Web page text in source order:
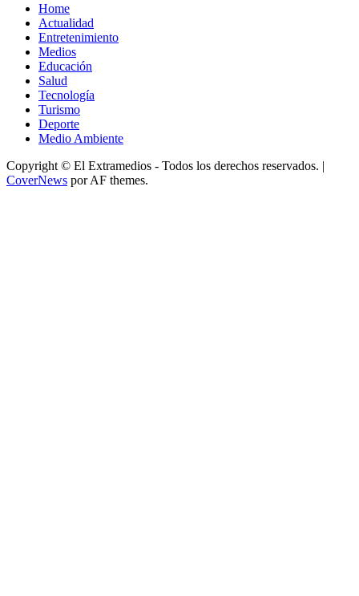
Home
Actualidad
Entretenimiento
Medios
Educación
Salud
Tecnología
Turismo
Deporte
Medio Ambiente
Copyright © El Extramedios - Todos los derechos reservados. |
CoverNews por AF themes.